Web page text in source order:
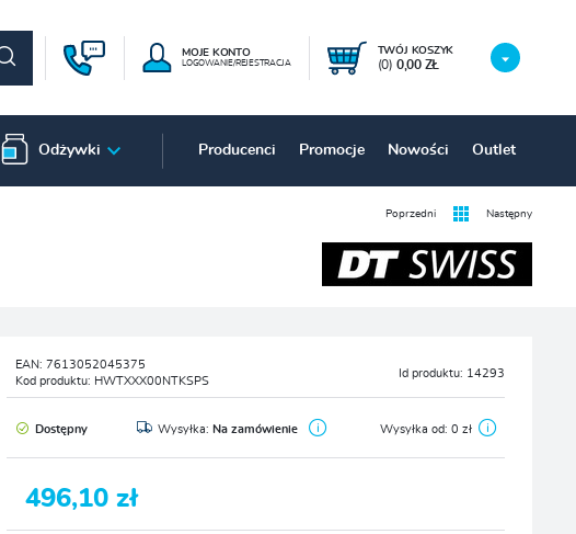
MOJE KONTO
LOGOWANIE/REJESTRACJA
TWÓJ KOSZYK
(0) 0,00 ZŁ
Odżywki Producenci Promocje Nowości Outlet
Poprzedni Następny
EAN:7613052045375
Kod produktu: HWTXXX00NTKSPS
Id produktu: 14293
Dostępny Wysyłka: Na zamówienie Wysyłka od: 0 zł
496,10 zł